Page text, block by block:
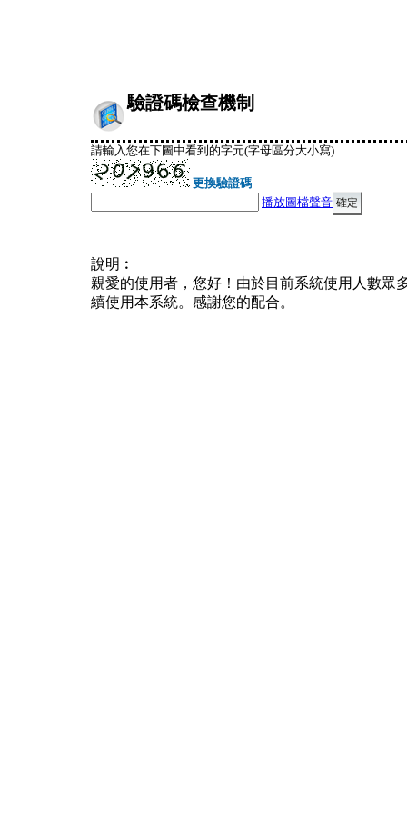
驗證碼檢查機制
請輸入您在下圖中看到的字元(字母區分大小寫)
更換驗證碼
播放圖檔聲音
說明︰
親愛的使用者，您好！由於目前系統使用人數眾
續使用本系統。感謝您的配合。